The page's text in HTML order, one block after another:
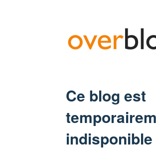
Ce blog est
indisponible